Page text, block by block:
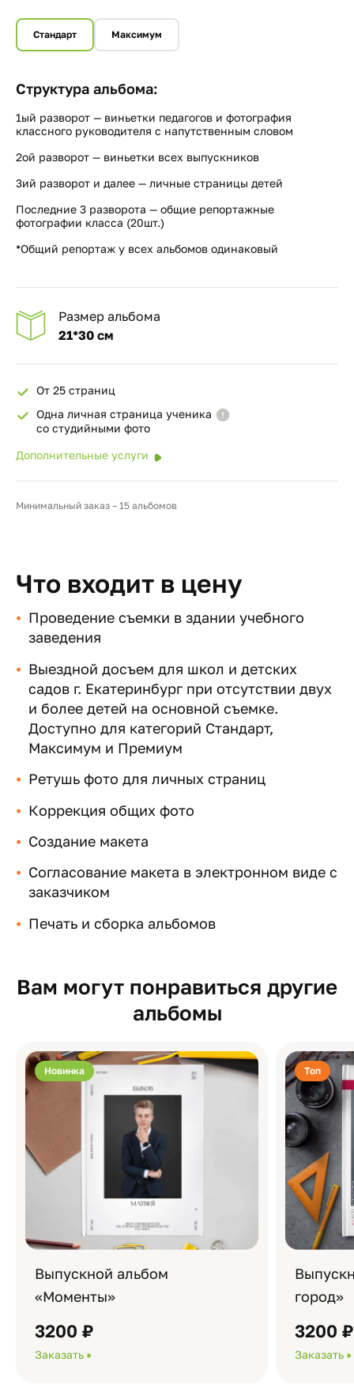
Стандарт Максимум
Структура альбома:
1ый разворот — виньетки педагогов и фотография
классного руководителя с напутственным словом
2ой разворот — виньетки всех выпускников
3ий разворот и далее — личные страницы детей
Последние 3 разворота — общие репортажные
фотографии класса (20шт.)
*Общий репортаж у всех альбомов одинаковый
Размер альбома
21*30 см
От 25 страниц
Одна личная страница ученика
со студийными фото
Дополнительные услуги
Минимальный заказ – 15 альбомов
Что входит в цену
Проведение съемки в здании учебного
заведения
Выездной досъем для школ и детских
садов г. Екатеринбург при отсутствии двух
и более детей на основной съемке.
Доступно для категорий Стандарт,
Максимум и Премиум
Ретушь фото для личных страниц
Коррекция общих фото
Создание макета
Согласование макета в электронном виде с
заказчиком
Печать и сборка альбомов
Вам могут понравиться другие
альбомы
Новинка
Выпускной альбом
«Моменты»
3200 ₽
Заказать
Топ
город»
3200 ₽
Заказать